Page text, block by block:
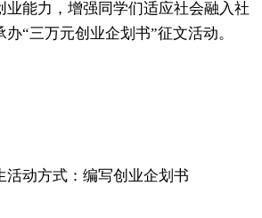
业能力，增强同学们适应社会融入社
“三万元创业企划书”征文活动。
活动方式：编写创业企划书